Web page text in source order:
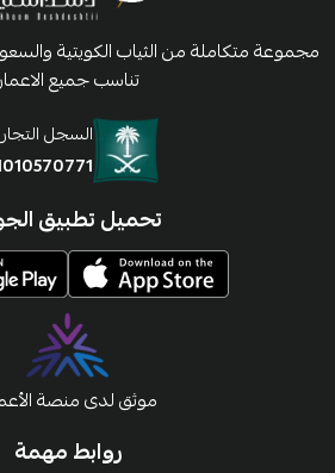
روابط مهمة
مجموعة متكاملة من الثياب الكويتية
تناسب جميع
السجل
تحميل تطبيق
موثق لدى منصة